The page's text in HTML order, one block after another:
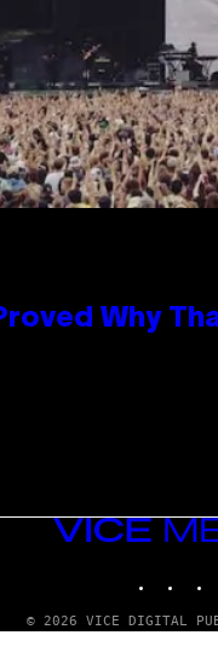
Why
VICE
© 2026 VICE DIGITAL